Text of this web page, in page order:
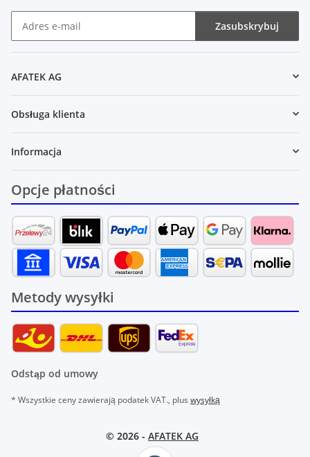
Zasubskrybuj
AFATEK AG
Obsługa klienta
Informacja
Opcje płatności
Metody wysyłki
Odstąp od umowy
* Wszystkie ceny zawierają podatek VAT., plus wysyłką
© 2026 - AFATEK AG